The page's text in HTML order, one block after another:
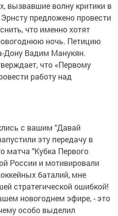
вызвавшие волну критики в
предложено провести
что именно хотят
ночь. Петицию
Дону Вадим Манукян.
что «Первому
работу над
с вашим "Давай
эту передачу в
матча "Кубка Первого
России и мотивировали
баталий, мне
стратегической ошибкой!
новогоднем эфире, - это
особо выделил